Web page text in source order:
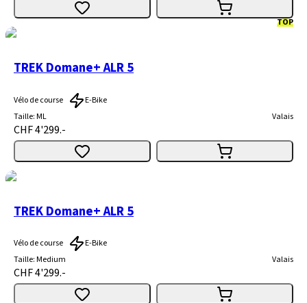
TOP
TREK Domane+ ALR 5
Vélo de course
E-Bike
Taille:ML Valais
CHF 4'299.-
TREK Domane+ ALR 5
Vélo de course
E-Bike
Taille:Medium Valais
CHF 4'299.-